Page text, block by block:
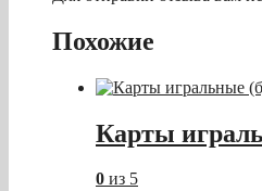
Похожие
Карты
0 из 5